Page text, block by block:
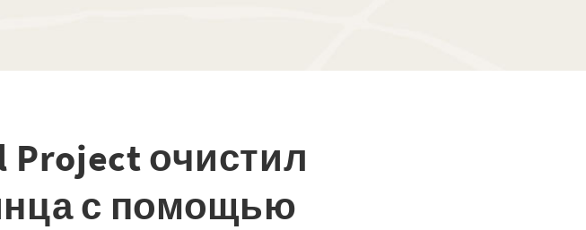
Project очистил
с помощью